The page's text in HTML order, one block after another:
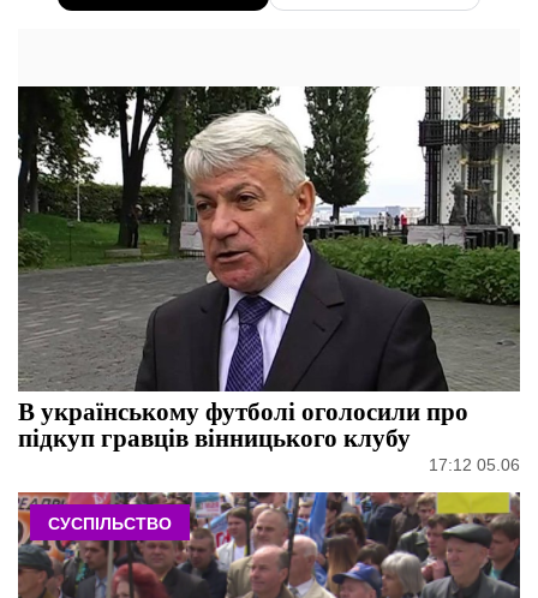
В українському футболі оголосили про
підкуп гравців вінницького клубу
17:12 05.06
СУСПІЛЬСТВО